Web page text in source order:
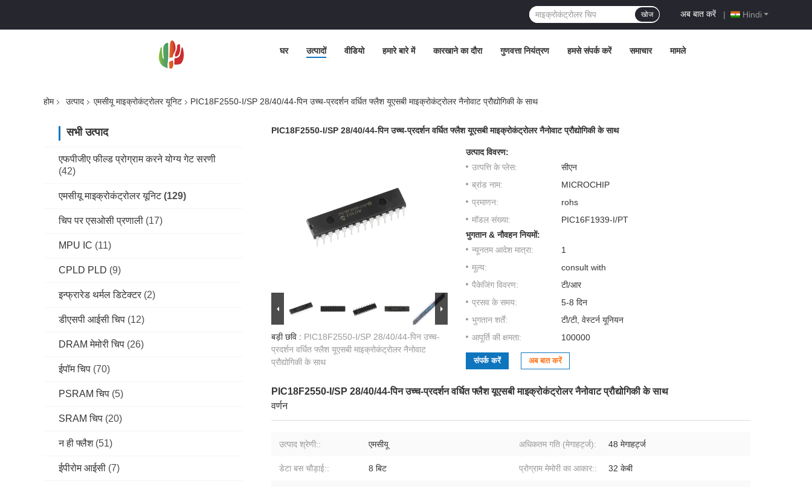
Hindi
अब बात करें |
खोज
घर उत्पादों वीडियो हमारे बारे में कारखाने का दौरा गुणवत्ता नियंत्रण हमसे संपर्क करें समाचार मामले
होम उत्पाद एमसीयू माइक्रोकंट्रोलर यूनिट PIC18F2550-I/SP 28/40/44-पिन उच्च-प्रदर्शन वर्धित फ्लैश यूएसबी माइक्रोकंट्रोलर नैनोवाट प्रौद्योगिकी के साथ
सभी उत्पाद
एफपीजीए फील्ड प्रोग्राम करने योग्य गेट सरणी
(42)
एमसीयू माइक्रोकंट्रोलर यूनिट (129)
चिप पर एसओसी प्रणाली (17)
MPU IC (11)
CPLD PLD (9)
इन्फ्रारेड थर्मल डिटेक्टर (2)
डीएसपी आईसी चिप (12)
DRAM मेमोरी चिप (26)
ईपॉम चिप (70)
PSRAM चिप (5)
SRAM चिप (20)
न ही फ्लैश (51)
ईपीरोम आईसी (7)
PIC18F2550-I/SP 28/40/44-पिन उच्च-प्रदर्शन वर्धित फ्लैश यूएसबी माइक्रोकंट्रोलर नैनोवाट प्रौद्योगिकी के साथ
बड़ी छवि : PIC18F2550-I/SP 28/40/44-पिन उच्च-
प्रदर्शन वर्धित फ्लैश यूएसबी माइक्रोकंट्रोलर नैनोवाट
प्रौद्योगिकी के साथ
उत्पाद विवरण:
उत्पत्ति के प्लेस:
सीएन
ब्रांड नाम:
MICROCHIP
प्रमाणन:
rohs
मॉडल संख्या:
PIC16F1939-I/PT
भुगतान & नौवहन नियमों:
न्यूनतम आदेश मात्रा:
1
मूल्य:
consult with
पैकेजिंग विवरण:
टी/आर
प्रसव के समय:
5-8 दिन
भुगतान शर्तें:
टी/टी, वेस्टर्न यूनियन
आपूर्ति की क्षमता:
100000
संपर्क करें अब बात करें
PIC18F2550-I/SP 28/40/44-पिन उच्च-प्रदर्शन वर्धित फ्लैश यूएसबी माइक्रोकंट्रोलर नैनोवाट प्रौद्योगिकी के साथ
वर्णन
उत्पाद श्रेणी:: एमसीयू अधिकतम गति (मेगाहर्ट्ज): 48 मेगाहर्ट्ज
डेटा बस चौड़ाई:: 8 बिट प्रोग्राम मेमोरी का आकार:: 32 केबी